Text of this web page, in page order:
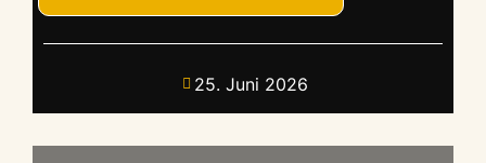
25. Juni 2026